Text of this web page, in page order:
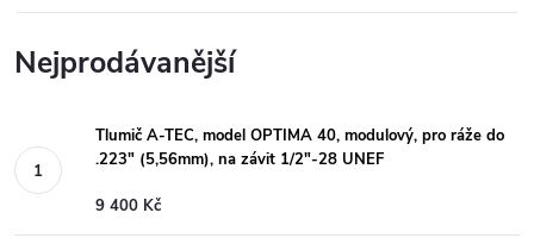
Nejprodávanější
Tlumič A-TEC, model OPTIMA 40, modulový, pro ráže do
.223" (5,56mm), na závit 1/2"-28 UNEF
9 400 Kč